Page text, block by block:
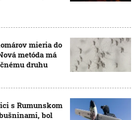
mieria do
metóda má
druhu
s Rumunskom
bol